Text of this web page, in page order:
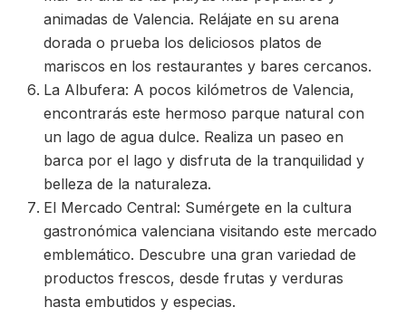
animadas de Valencia. Relájate en su arena
dorada o prueba los deliciosos platos de
mariscos en los restaurantes y bares cercanos.
La Albufera: A pocos kilómetros de Valencia,
encontrarás este hermoso parque natural con
un lago de agua dulce. Realiza un paseo en
barca por el lago y disfruta de la tranquilidad y
belleza de la naturaleza.
El Mercado Central: Sumérgete en la cultura
gastronómica valenciana visitando este mercado
emblemático. Descubre una gran variedad de
productos frescos, desde frutas y verduras
hasta embutidos y especias.